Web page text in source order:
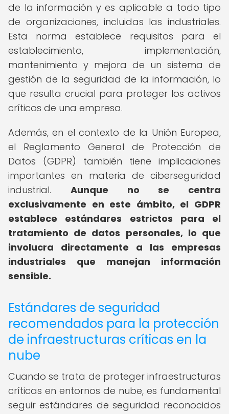
de la información y es aplicable a todo tipo
de organizaciones, incluidas las industriales.
Esta norma establece requisitos para el
establecimiento, implementación,
mantenimiento y mejora de un sistema de
gestión de la seguridad de la información, lo
que resulta crucial para proteger los activos
críticos de una empresa.
Además, en el contexto de la Unión Europea,
el Reglamento General de Protección de
Datos (GDPR) también tiene implicaciones
importantes en materia de ciberseguridad
industrial. Aunque no se centra
exclusivamente en este ámbito, el GDPR
establece estándares estrictos para el
tratamiento de datos personales, lo que
involucra directamente a las empresas
industriales que manejan información
sensible.
Estándares de seguridad
recomendados para la protección
de infraestructuras críticas en la
nube
Cuando se trata de proteger infraestructuras
críticas en entornos de nube, es fundamental
seguir estándares de seguridad reconocidos